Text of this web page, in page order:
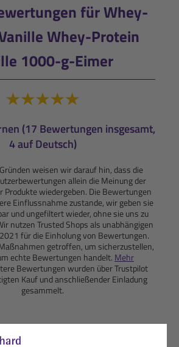
für Whey-
Whey-Protein
1000-g-Eimer
(17 Bewertungen insgesamt,
4 auf Deutsch)
weisen wir darauf hin, dass die
allein die Meinung der
Produkte wiedergeben. Die Bewertungen
Einflussnahme zustande, wir geben sie
und ungefiltert wieder, ohne sie uns zu
nutzen Trusted Shops als unabhängigen
für die Einholung von Bewertungen.
getroffen, um sicherzustellen,
echte Bewertungen handelt. Mehr
Bewertungen wurden über Trustpilot
Kauf und anschließender Einladung
gesammelt.
Produktbewertungen